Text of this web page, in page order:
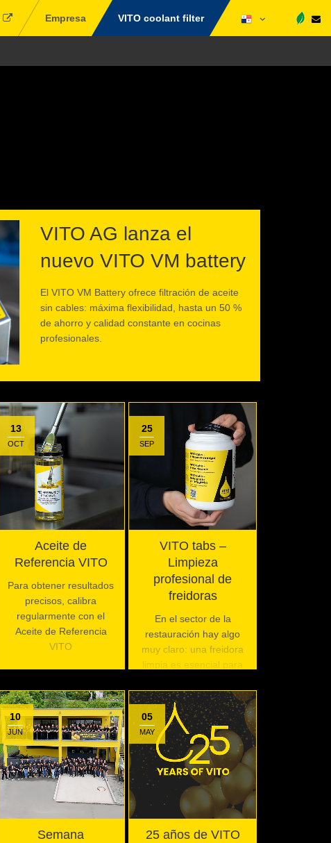
Empresa VITO coolant filter
VITO AG lanza el
nuevo VITO VM battery
El VITO VM Battery ofrece filtración de aceite
sin cables: máxima flexibilidad, hasta un 50 %
de ahorro y calidad constante en cocinas
profesionales.
13
OCT
Aceite de
Referencia VITO
Para obtener resultados
precisos, calibra
regularmente con el
Aceite de Referencia
VITO
25
SEP
VITO tabs –
Limpieza
profesional de
freidoras
En el sector de la
restauración hay algo
muy claro: una freidora
limpia es esencial para
sabor y la higiene de los
alimentos fritos
10
JUN
Semana
05
MAY
25 años de VITO